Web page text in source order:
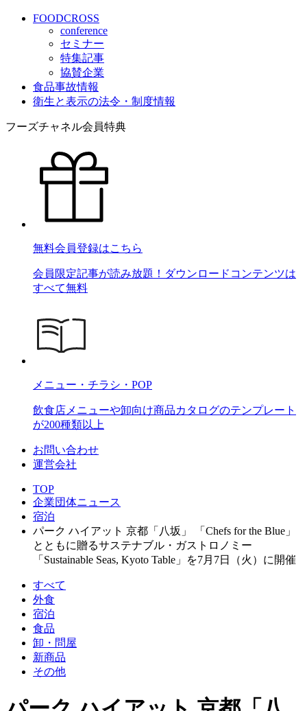
FOODCROSS
conference
セミナー
特集記事
協賛企業
食品事故情報
衛生と表示の法令・制度情報
フーズチャネル会員特典
無料会員登録はこちら
会員限定記事が読み放題！ダウンロードコンテンツは
すべて無料
メニュー・チラシ・POP
飲食店メニューや卸向け商品カタログのテンプレート
が200種類以上
お問い合わせ
運営会社
TOP
企業団体ニュース
宿泊
パーク ハイアット 京都「八坂」 「Chefs for the Blue」
とともに贈るサステナブル・ガストロノミー
「Sustainable Seas, Kyoto Table」を7月7日（火）に開催
すべて
外食
宿泊
食品
卸・問屋
新商品
その他